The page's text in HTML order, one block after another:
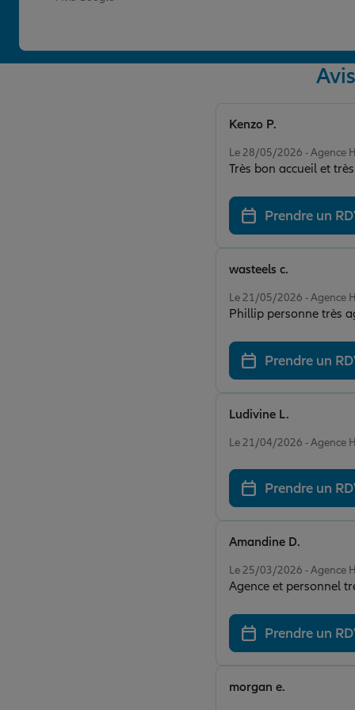
Le 28/05/2026 - Agence
Très bon accueil et
Kenzo P.
Prendre un
Le 21/05/2026 - Agence
Phillip personne très
wasteels c.
Prendre un
Le 21/04/2026 - Agence
Ludivine L.
Prendre un
Le 25/03/2026 - Agence
Agence et personnel
Amandine D.
Prendre un
morgan e.